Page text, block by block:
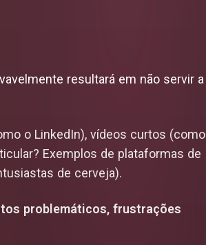
resultará em não servir a
o LinkedIn), vídeos curtos (como
Exemplos de plataformas de
de cerveja).
problemáticos, frustrações